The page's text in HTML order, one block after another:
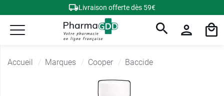
Livraison offerte dès 59€
Accueil Marques Cooper Baccide